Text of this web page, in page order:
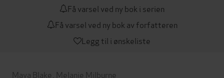
Få varsel ved ny bok i serien
Få varsel ved ny bok av forfatteren
Legg til i ønskeliste
Maya Blake Melanie Milburne